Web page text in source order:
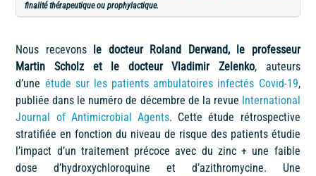
finalité thérapeutique ou prophylactique.
Nous recevonsle docteur Roland Derwand, le professeur
Martin Scholz et le docteur Vladimir Zelenko, auteurs
d’une étude sur les patients ambulatoires infectés Covid-19,
publiée dans le numéro de décembre de la revue International
Journal of Antimicrobial Agents. Cette étude rétrospective
stratifiée en fonction du niveau de risque des patients étudie
l’impact d’un traitement précoce avec du zinc + une faible
dose d’hydroxychloroquine et d’azithromycine. Une